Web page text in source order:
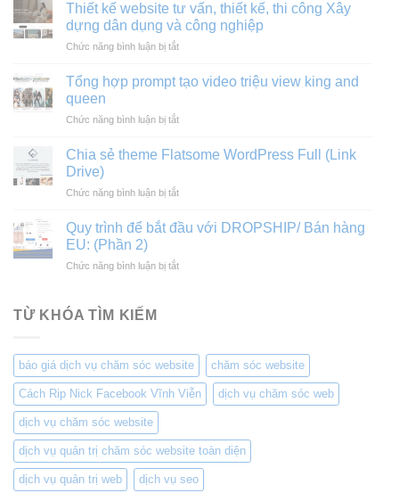
A-
Z
về
tín
dụng
Thiết kế website tư vấn, thiết kế, thi công Xây
dựng dân dụng và công nghiệp
Chức năng bình luận bị tắtở
kế
website
vấn,
kế,
Xây
dân
công
Tổng hợp prompt tạo video triệu view king and
queen
Chức năng bình luận bị tắtở
hợp
video
view
queen
Chia sẻ theme Flatsome WordPress Full (Link
Drive)
Chức năng bình luận bị tắtở
sẻ
WordPress
Quy trình để bắt đầu với DROPSHIP/ Bán hàng
EU: (Phần 2)
Chức năng bình luận bị tắtở
với
DROPSHIP/
Bán
hàng
2)
TỪ KHÓA TÌM KIẾM
báo giá dịch vụ chăm sóc website chăm sóc website
Cách Rip Nick Facebook Vĩnh Viễn dịch vụ chăm sóc web
dịch vụ chăm sóc website
dịch vụ quản trị chăm sóc website toàn diện
dịch vụ quản trị web dịch vụ seo